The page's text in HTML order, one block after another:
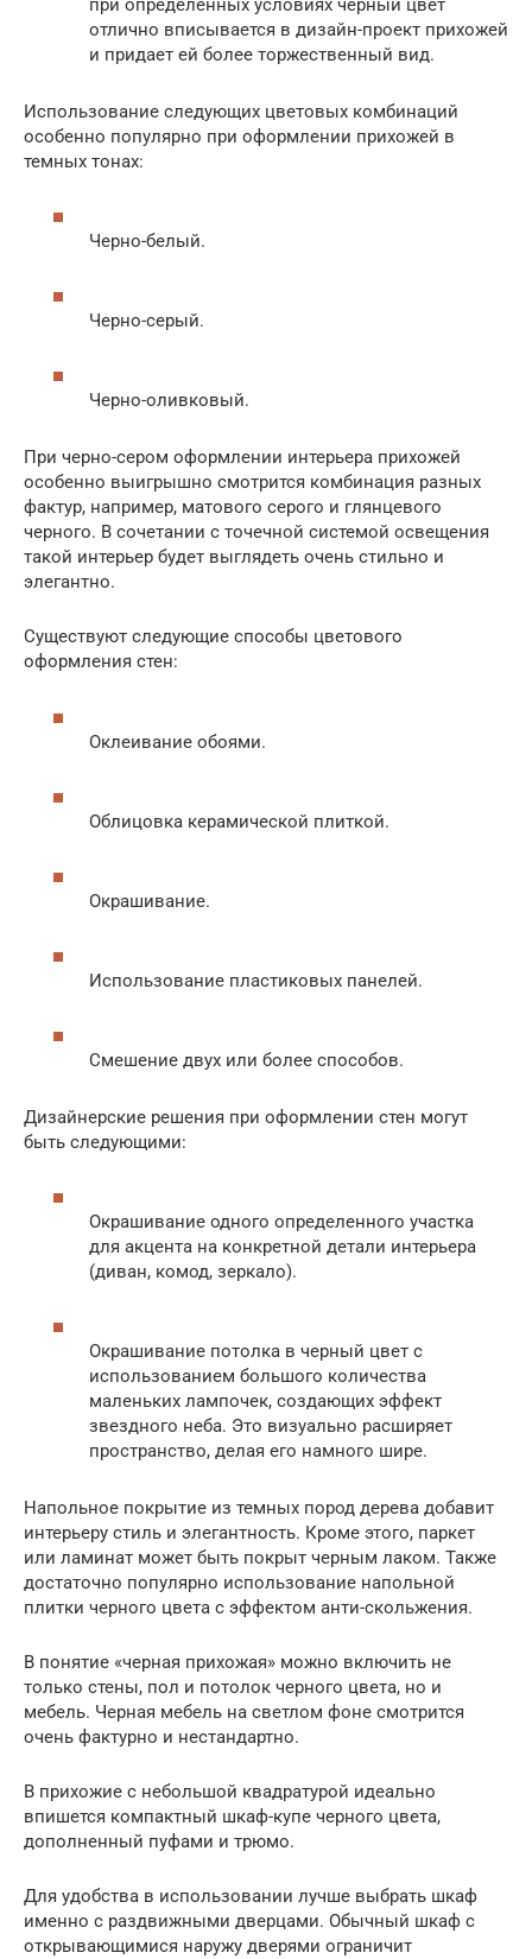
при определенных условиях черный цвет
отлично вписывается в дизайн-проект прихожей
и придает ей более торжественный вид.
Использование следующих цветовых комбинаций
особенно популярно при оформлении прихожей в
темных тонах:
Черно-белый.
Черно-серый.
Черно-оливковый.
При черно-сером оформлении интерьера прихожей
особенно выигрышно смотрится комбинация разных
фактур, например, матового серого и глянцевого
черного. В сочетании с точечной системой освещения
такой интерьер будет выглядеть очень стильно и
элегантно.
Существуют следующие способы цветового
оформления стен:
Оклеивание обоями.
Облицовка керамической плиткой.
Окрашивание.
Использование пластиковых панелей.
Смешение двух или более способов.
Дизайнерские решения при оформлении стен могут
быть следующими:
Окрашивание одного определенного участка
для акцента на конкретной детали интерьера
(диван, комод, зеркало).
Окрашивание потолка в черный цвет с
использованием большого количества
маленьких лампочек, создающих эффект
звездного неба. Это визуально расширяет
пространство, делая его намного шире.
Напольное покрытие из темных пород дерева добавит
интерьеру стиль и элегантность. Кроме этого, паркет
или ламинат может быть покрыт черным лаком. Также
достаточно популярно использование напольной
плитки черного цвета с эффектом анти-скольжения.
В понятие «черная прихожая» можно включить не
только стены, пол и потолок черного цвета, но и
мебель. Черная мебель на светлом фоне смотрится
очень фактурно и нестандартно.
В прихожие с небольшой квадратурой идеально
впишется компактный шкаф-купе черного цвета,
дополненный пуфами и трюмо.
Для удобства в использовании лучше выбрать шкаф
именно с раздвижными дверцами. Обычный шкаф с
открывающимися наружу дверями ограничит